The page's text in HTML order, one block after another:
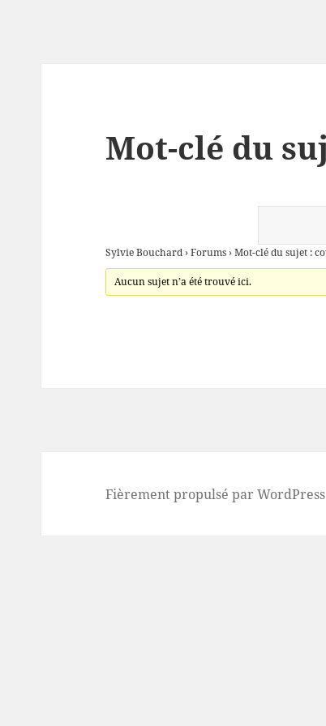
Mot-clé du
Sylvie Bouchard ›Forums ›Mot-clé du sujet :
Aucun sujet n’a été trouvé ici.
Fièrement propulsé par WordPress